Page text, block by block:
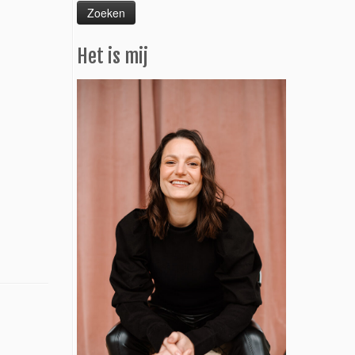
Het is mij